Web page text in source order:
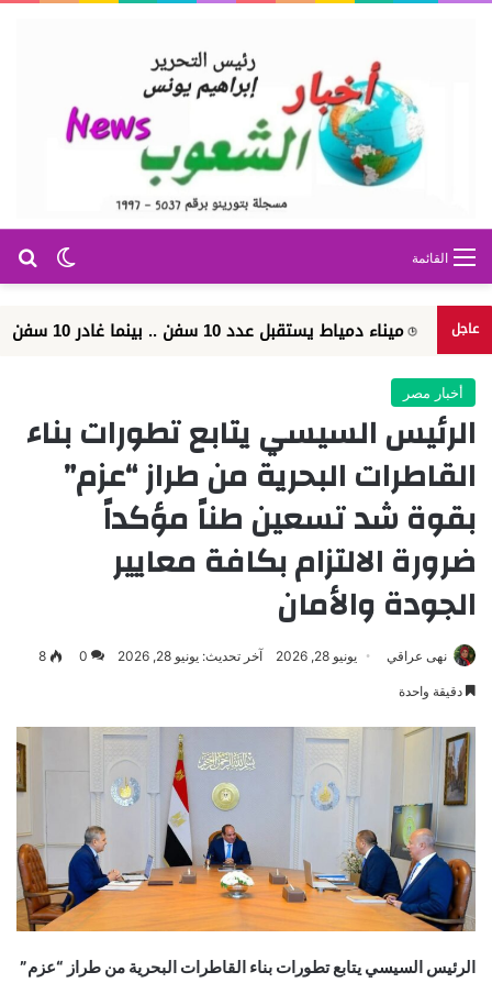
الوضع القائمة
عاجل
ميناء دمياط يستقبل عدد 10 سفن .. بينما غادر 10 سفن ووصل اجمالي عدد السفن الموجودة بالميناء 26 سفين...
أخبار مصر
الرئيس السيسي يتابع تطورات بناء
القاطرات البحرية من طراز “عزم”
بقوة شد تسعين طناً مؤكداً
ضرورة الالتزام بكافة معايير
الجودة والأمان
نهى عراقي يونيو 28, 2026 آخر تحديث: يونيو 28, 2026 0
8
دقيقة واحدة
الرئيس السيسي يتابع تطورات بناء القاطرات البحرية من طراز “عزم”